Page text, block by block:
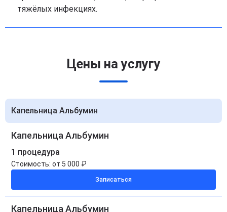
тяжёлых инфекциях.
Цены на услугу
Капельница Альбумин
Капельница Альбумин
1 процедура
Стоимость: от 5 000 ₽
Записаться
Капельница Альбумин